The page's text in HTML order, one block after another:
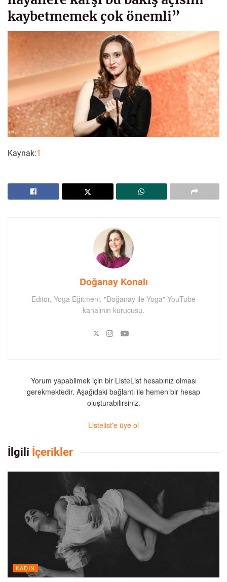
kaybetmemek çok önemli”
Kaynak:1
Doğanay Konalı
Editör, Yoga Eğitmeni, "Doğanay ile Yoga" YouTube
kanalının kurucusu.
Yorum yapabilmek için bir ListeList hesabınız olması
gerekmektedir. Aşağıdaki bağlantı ile hemen bir hesap
oluşturabilirsiniz.
Listelist'e üye ol
İlgili İçerikler
KADIN